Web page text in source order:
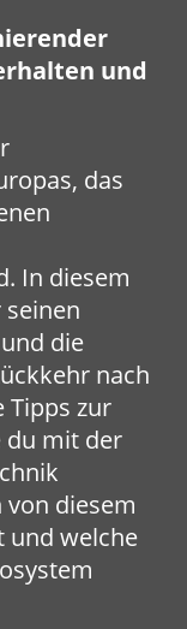
und
das
In diesem
die
nach
Tipps zur
du mit der
diesem
und welche